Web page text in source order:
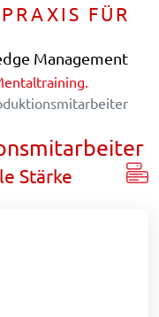
FÜR
Management
Stärke